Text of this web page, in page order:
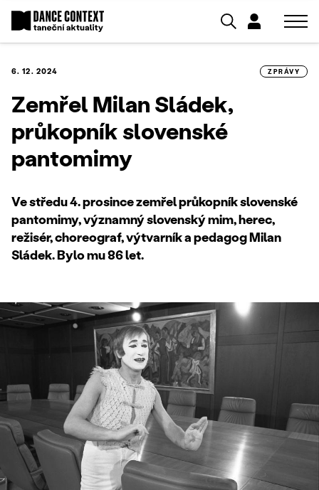
6. 12. 2024 ZPRÁVY
Zemřel Milan Sládek,
průkopník slovenské
pantomimy
Ve středu 4. prosince zemřel průkopník slovenské
pantomimy, významný slovenský mim, herec,
režisér, choreograf, výtvarník a pedagog Milan
Sládek. Bylo mu 86 let.